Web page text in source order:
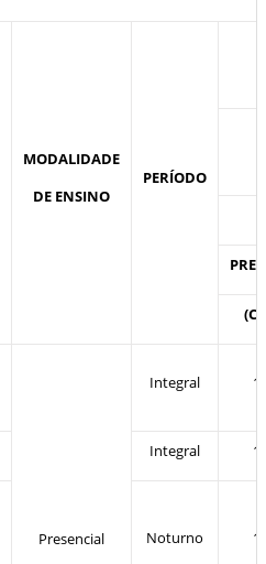
MODALIDADE
DE ENSINO
PERÍODO
Presencial
Integral 1
Integral 1
Noturno 1